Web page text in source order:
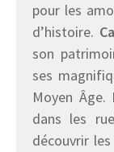
pour les
d’histoire.
son
ses
Moyen
dans les
découvrir